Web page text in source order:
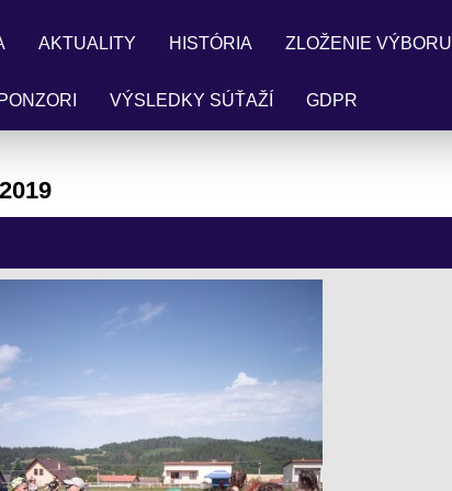
AKTUALITY HISTÓRIA ZLOŽENIE VÝBORU
VÝSLEDKY SÚŤAŽÍ GDPR